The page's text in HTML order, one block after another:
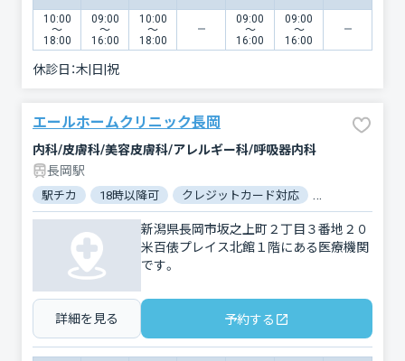
10:00
〜
18:00
09:00
〜
16:00
10:00
〜
18:00
09:00
〜
16:00
09:00
〜
16:00
休診日：木|日|祝
エールホームクリニック長岡
内科/皮膚科/美容皮膚科/アレルギー科/呼吸器内科
長岡駅
駅チカ 18時以降可 クレジットカード対応
新潟県長岡市坂之上町２丁目３番地２０
米百俵プレイス北館１階にある医療機関
です。
詳細を見る 予約する